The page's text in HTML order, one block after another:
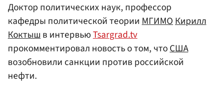
Доктор политических наук, профессор
кафедры политической теорииМГИМОКирилл
Коктышв интервьюTsargrad.tv
прокомментировал новость о том, чтоСША
возобновили санкции против российской
нефти.